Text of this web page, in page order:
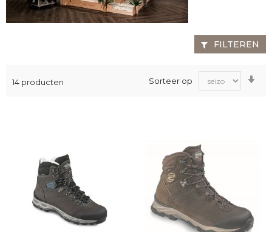
14 producten Sorteer op
FILTEREN